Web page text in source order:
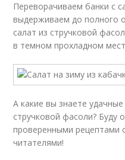
Переворачиваем банки с
выдерживаем до полного
салат из стручковой
в темном прохладном
А какие вы знаете
стручковой фасоли? Буду
проверенными рецептами
читателями!